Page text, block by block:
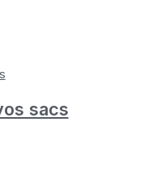
sacs